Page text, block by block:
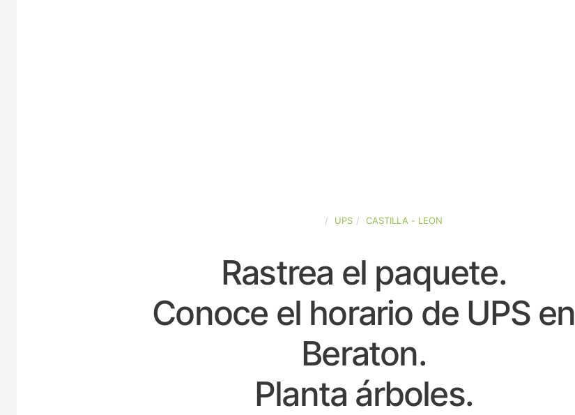
UPS CASTILLA - LEON
Rastrea el paquete.
Conoce el horario de UPS en
Beraton.
Planta árboles.